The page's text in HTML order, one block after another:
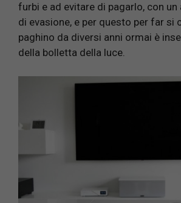
furbi e ad evitare di pagarlo, con
di evasione, e per questo per far si
paghino da diversi anni ormai è
della bolletta della luce.